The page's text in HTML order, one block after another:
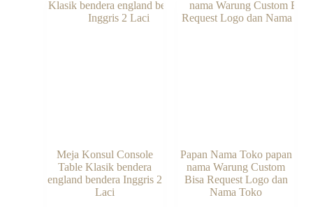
Meja Konsul Console
Table Klasik bendera
england bendera Inggris 2
Laci
Papan Nama Toko papan
nama Warung Custom
Bisa Request Logo dan
Nama Toko